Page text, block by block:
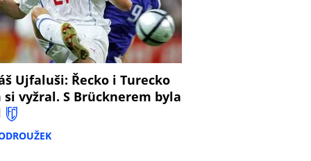
Ujfaluši: Řecko i Turecko
si vyžral. S Brücknerem byla